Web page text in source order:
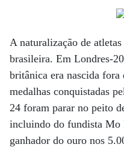
A naturalização de
brasileira. Em Londres-
britânica era nascida
medalhas conquistadas
24 foram parar no peito
incluindo do fundista Mo
ganhador do ouro nos